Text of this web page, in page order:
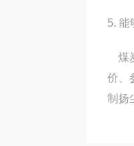
5. 能
煤
价、
制扬